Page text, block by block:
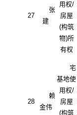
27
张
建
用权/
房屋
(构筑
物)所
有权
28
赖
金伟
宅
基地使
用权/
房屋
(构筑